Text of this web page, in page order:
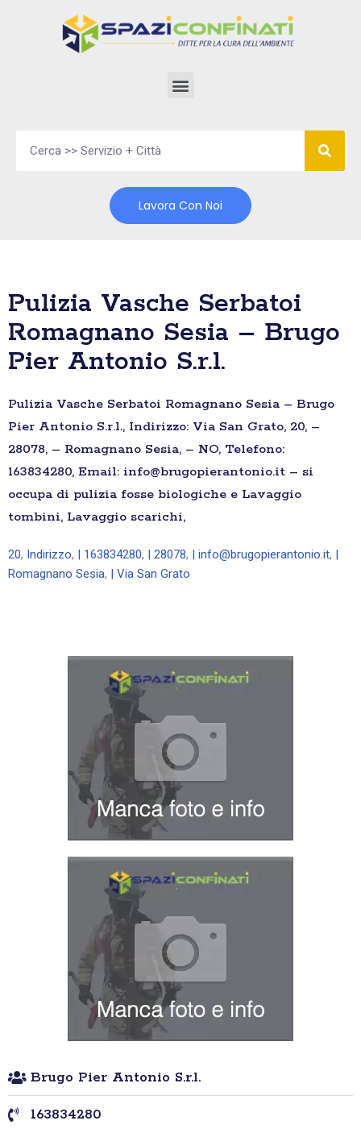
Lavora Con Noi
Pulizia Vasche Serbatoi
Romagnano Sesia – Brugo
Pier Antonio S.r.l.
Pulizia Vasche Serbatoi Romagnano Sesia – Brugo
Pier Antonio S.r.l., Indirizzo: Via San Grato, 20, –
28078, – Romagnano Sesia, – NO, Telefono:
163834280, Email: info@brugopierantonio.it – si
occupa di pulizia fosse biologiche e Lavaggio
tombini, Lavaggio scarichi,
20, Indirizzo, | 163834280, | 28078, | info@brugopierantonio.it,
Romagnano Sesia, | Via San Grato
Brugo Pier Antonio S.r.l.
163834280